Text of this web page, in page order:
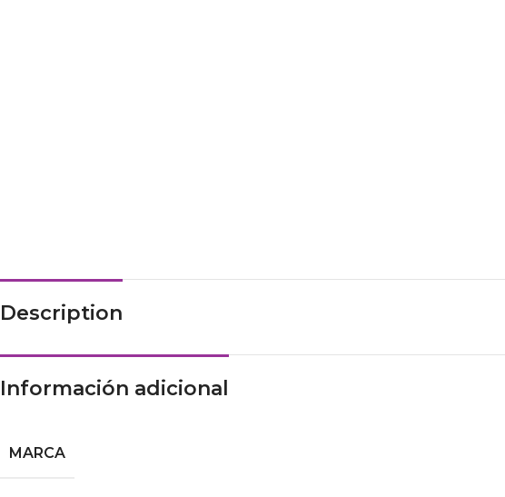
Description
Información adicional
MARCA